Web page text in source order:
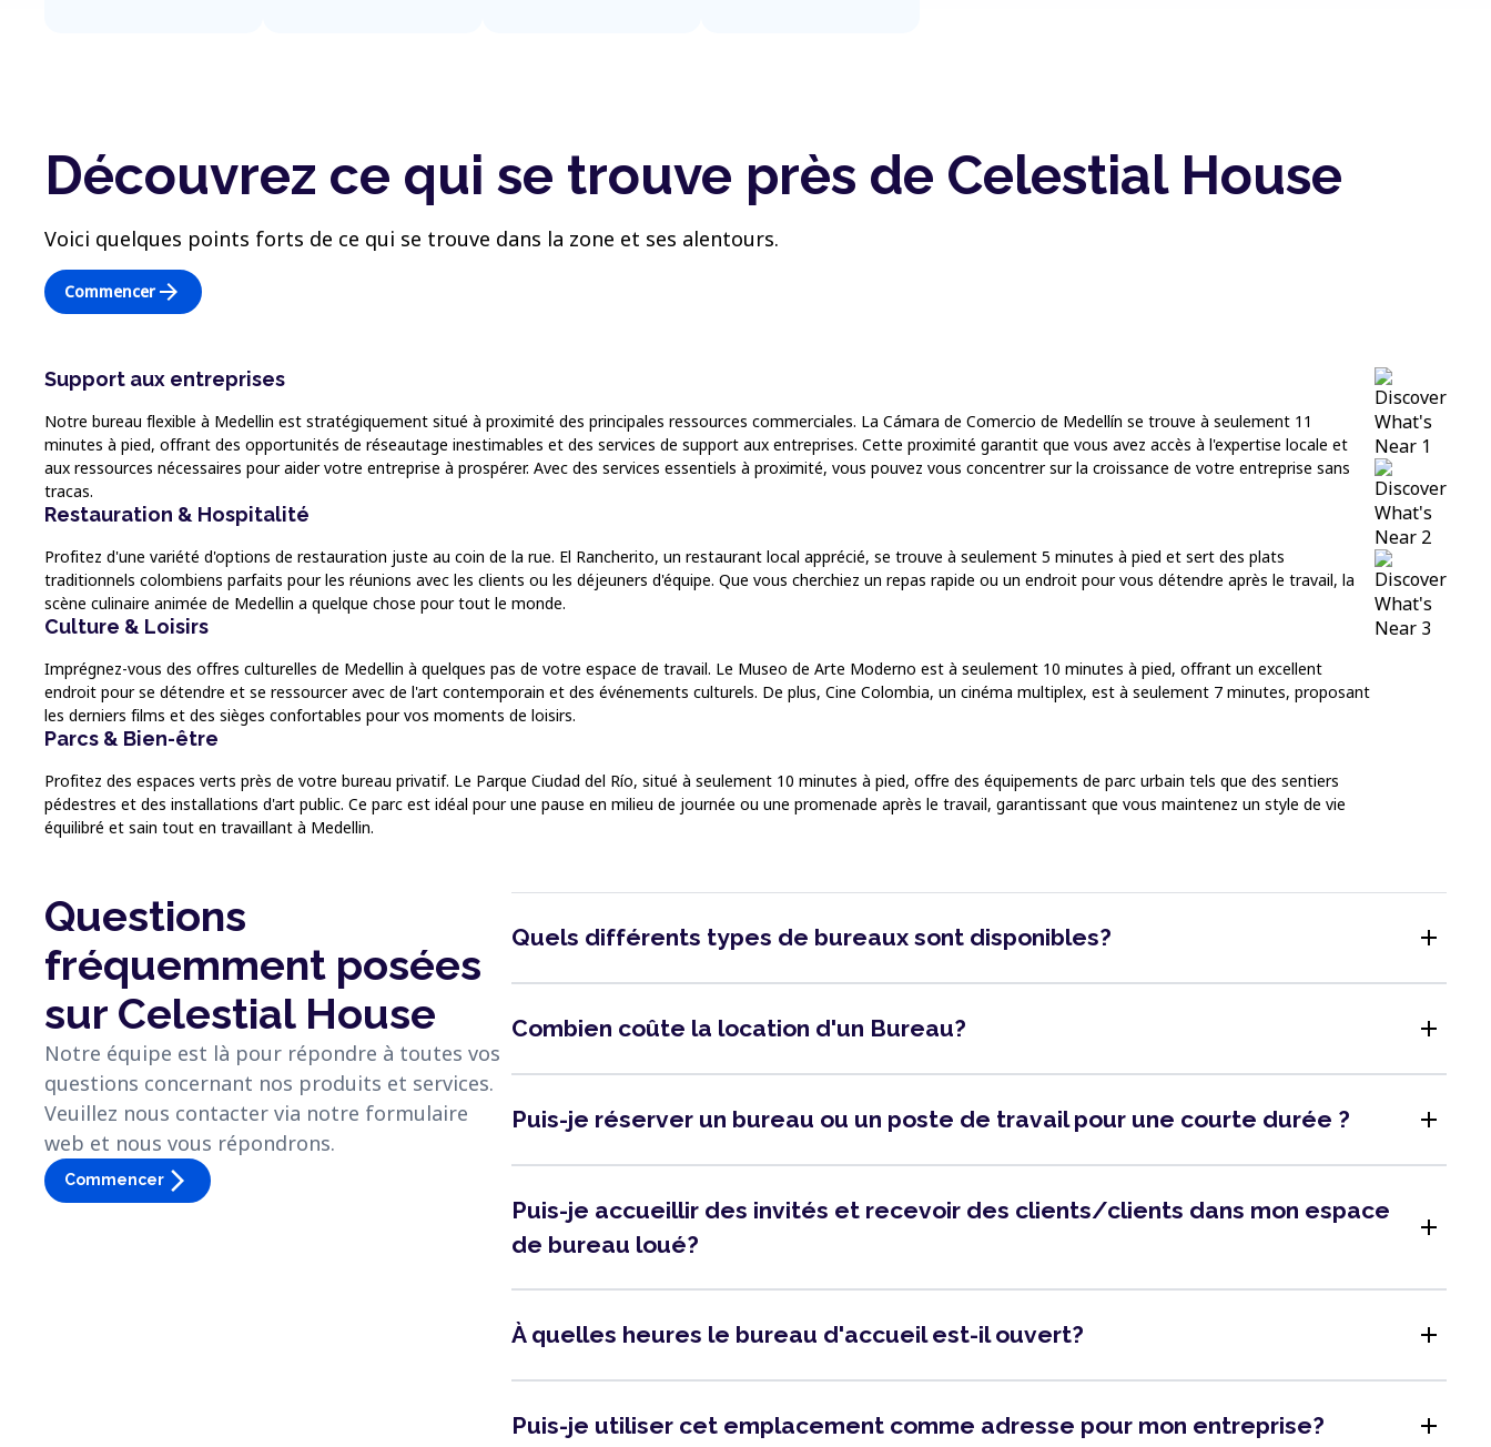
Découvrez ce qui se trouve près de Celestial House
Voici quelques points forts de ce qui se trouve dans la zone et ses alentours.
Commencerarrow_forward
Support aux entreprises
Notre bureau flexible à Medellin est stratégiquement situé à proximité des principales ressources commerciales. La Cámara de Comercio de Medellín se trouve à seulement 11
minutes à pied, offrant des opportunités de réseautage inestimables et des services de support aux entreprises. Cette proximité garantit que vous avez accès à l'expertise locale et
aux ressources nécessaires pour aider votre entreprise à prospérer. Avec des services essentiels à proximité, vous pouvez vous concentrer sur la croissance de votre entreprise sans
tracas.
Restauration & Hospitalité
Profitez d'une variété d'options de restauration juste au coin de la rue. El Rancherito, un restaurant local apprécié, se trouve à seulement 5 minutes à pied et sert des plats
traditionnels colombiens parfaits pour les réunions avec les clients ou les déjeuners d'équipe. Que vous cherchiez un repas rapide ou un endroit pour vous détendre après le travail, la
scène culinaire animée de Medellin a quelque chose pour tout le monde.
Culture & Loisirs
Imprégnez-vous des offres culturelles de Medellin à quelques pas de votre espace de travail. Le Museo de Arte Moderno est à seulement 10 minutes à pied, offrant un excellent
endroit pour se détendre et se ressourcer avec de l'art contemporain et des événements culturels. De plus, Cine Colombia, un cinéma multiplex, est à seulement 7 minutes, proposant
les derniers films et des sièges confortables pour vos moments de loisirs.
Parcs & Bien-être
Profitez des espaces verts près de votre bureau privatif. Le Parque Ciudad del Río, situé à seulement 10 minutes à pied, offre des équipements de parc urbain tels que des sentiers
pédestres et des installations d'art public. Ce parc est idéal pour une pause en milieu de journée ou une promenade après le travail, garantissant que vous maintenez un style de vie
équilibré et sain tout en travaillant à Medellin.
Questions
fréquemment posées
sur Celestial House
Notre équipe est là pour répondre à toutes vos
questions concernant nos produits et services.
Veuillez nous contacter via notre formulaire
web et nous vous répondrons.
Commencer arrow_forward_ios
Quels différents types de bureaux sont disponibles? add
Combien coûte la location d'un Bureau? add
Puis-je réserver un bureau ou un poste de travail pour une courte durée ? add
Puis-je accueillir des invités et recevoir des clients/clients dans mon espace
de bureau loué?
add
À quelles heures le bureau d'accueil est-il ouvert? add
Puis-je utiliser cet emplacement comme adresse pour mon entreprise? add